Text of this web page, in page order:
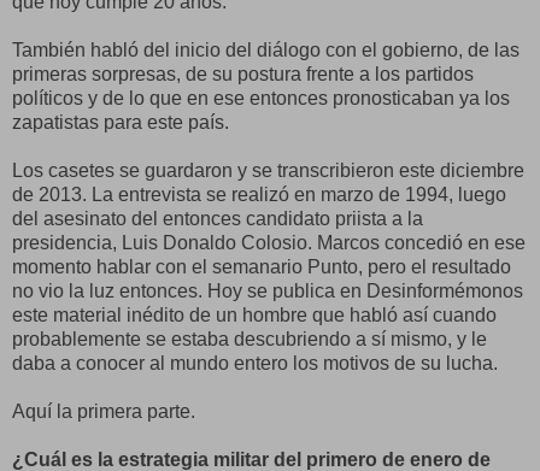
También habló del inicio del diálogo con el gobierno, de las
primeras sorpresas, de su postura frente a los partidos
políticos y de lo que en ese entonces pronosticaban ya los
zapatistas para este país.
Los casetes se guardaron y se transcribieron este diciembre
de 2013. La entrevista se realizó en marzo de 1994, luego
del asesinato del entonces candidato priista a la
presidencia, Luis Donaldo Colosio. Marcos concedió en ese
momento hablar con el semanario Punto, pero el resultado
no vio la luz entonces. Hoy se publica en Desinformémonos
este material inédito de un hombre que habló así cuando
probablemente se estaba descubriendo a sí mismo, y le
daba a conocer al mundo entero los motivos de su lucha.
Aquí la primera parte.
¿Cuál es la estrategia militar del primero de enero de